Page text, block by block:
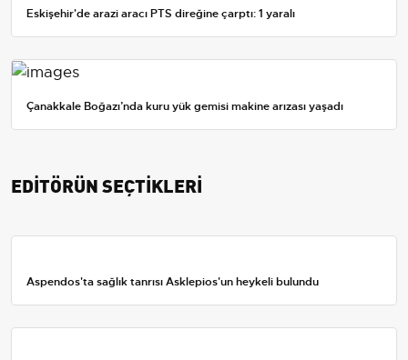
Eskişehir'de arazi aracı PTS direğine çarptı: 1 yaralı
Çanakkale Boğazı’nda kuru yük gemisi makine arızası yaşadı
EDİTÖRÜN SEÇTİKLERİ
Aspendos'ta sağlık tanrısı Asklepios'un heykeli bulundu